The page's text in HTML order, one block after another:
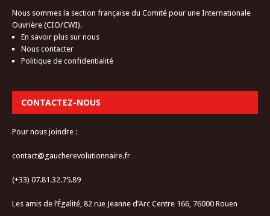
Nous sommes la section française du Comité pour une Internationale
Ouvrière (CIO/CWI).
En savoir plus sur nous
Nous contacter
Politique de confidentialité
CONTACTEZ-NOUS
Pour nous joindre :
contact@gaucherevolutionnaire.fr
(+33) 07.81.32.75.89
Les amis de l’Égalité, 82 rue Jeanne d’Arc Centre 166, 76000 Rouen